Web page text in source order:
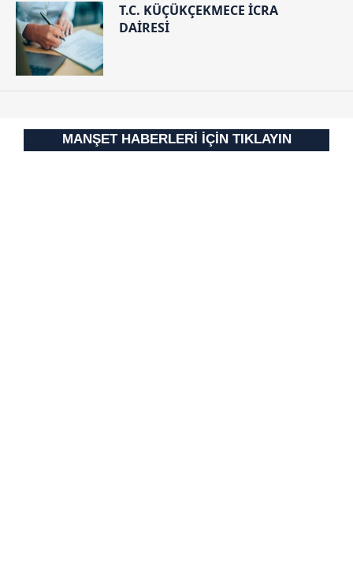
T.C. KÜÇÜKÇEKMECE İCRA
DAİRESİ
MANŞET HABERLERİ İÇİN TIKLAYIN